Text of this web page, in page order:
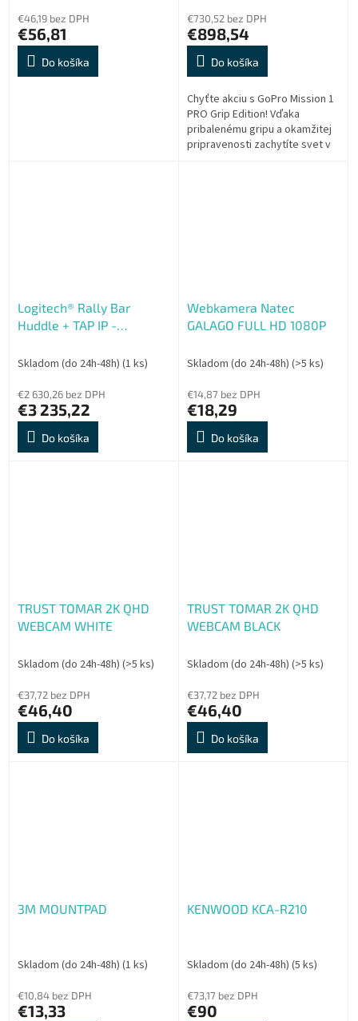
€46,19 bez DPH
€56,81
Do košíka
€730,52 bez DPH
€898,54
Do košíka
Chyťte akciu s GoPro Mission 1
PRO Grip Edition! Vďaka
pribalenému gripu a okamžitej
pripravenosti zachytíte svet v
Logitech® Rally Bar
Huddle + TAP IP -
Skladom (do 24h-48h) (1 ks)
€2 630,26 bez DPH
€3 235,22
Do košíka
Webkamera Natec
GALAGO FULL HD 1080P
Skladom (do 24h-48h) (>5 ks)
€14,87 bez DPH
€18,29
Do košíka
TRUST TOMAR 2K QHD
WEBCAM WHITE
Skladom (do 24h-48h) (>5 ks)
€37,72 bez DPH
€46,40
Do košíka
TRUST TOMAR 2K QHD
WEBCAM BLACK
Skladom (do 24h-48h) (>5 ks)
€37,72 bez DPH
€46,40
Do košíka
3M MOUNTPAD
Skladom (do 24h-48h) (1 ks)
€10,84 bez DPH
€13,33
KENWOOD KCA-R210
Skladom (do 24h-48h) (5 ks)
€73,17 bez DPH
€90